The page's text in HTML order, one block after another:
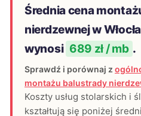
Średnia cena
nierdzewnej w
wynosi 689 zł / mb .
Sprawdź i porównaj z
montażu balustrady
Koszty usług stolarskich i
kształtują się poniżej